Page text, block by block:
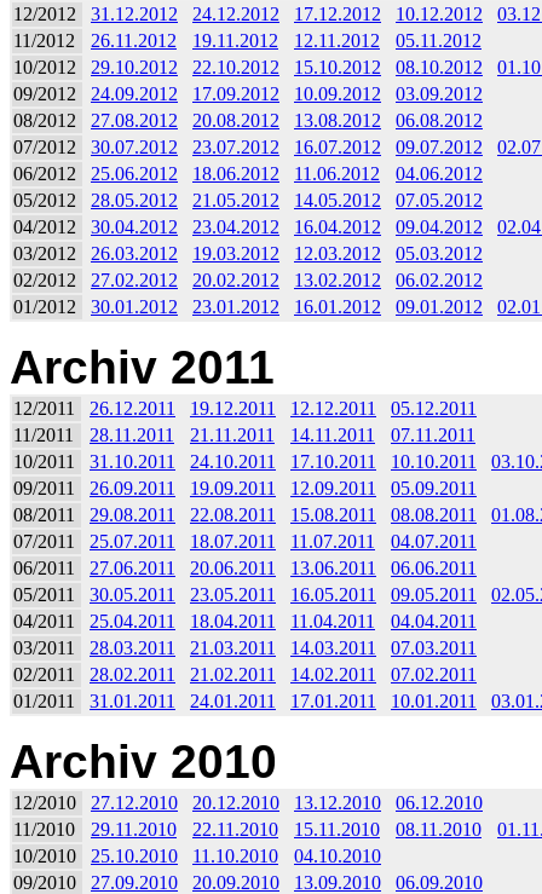
12/2012 31.12.2012 24.12.2012 17.12.2012 10.12.2012
11/2012
26.11.2012 19.11.2012 12.11.2012
05.11.2012
10/2012
29.10.2012 22.10.2012 15.10.2012 08.10.2012
09/2012
24.09.2012 17.09.2012 10.09.2012
03.09.2012
08/2012
27.08.2012 20.08.2012 13.08.2012
06.08.2012
07/2012
30.07.2012 23.07.2012 16.07.2012 09.07.2012
06/2012
25.06.2012 18.06.2012 11.06.2012
04.06.2012
05/2012
28.05.2012 21.05.2012 14.05.2012
07.05.2012
04/2012
30.04.2012 23.04.2012 16.04.2012 09.04.2012
03/2012
26.03.2012 19.03.2012 12.03.2012
05.03.2012
02/2012
27.02.2012 20.02.2012 13.02.2012
06.02.2012
01/2012
30.01.2012 23.01.2012 16.01.2012 09.01.2012
Archiv 2011
12/2011 26.12.2011 19.12.2011 12.12.2011
05.12.2011
11/2011
28.11.2011 21.11.2011 14.11.2011
07.11.2011
10/2011
31.10.2011 24.10.2011 17.10.2011 10.10.2011
09/2011
26.09.2011 19.09.2011 12.09.2011
05.09.2011
08/2011
29.08.2011 22.08.2011 15.08.2011 08.08.2011
07/2011
25.07.2011 18.07.2011 11.07.2011
04.07.2011
06/2011
27.06.2011 20.06.2011 13.06.2011
06.06.2011
05/2011
30.05.2011 23.05.2011 16.05.2011 09.05.2011
04/2011
25.04.2011 18.04.2011 11.04.2011
04.04.2011
03/2011
28.03.2011 21.03.2011 14.03.2011
07.03.2011
02/2011
28.02.2011 21.02.2011 14.02.2011
07.02.2011
01/2011
31.01.2011 24.01.2011 17.01.2011 10.01.2011
Archiv 2010
12/2010 27.12.2010 20.12.2010 13.12.2010
06.12.2010
11/2010
29.11.2010 22.11.2010 15.11.2010 08.11.2010
10/2010
25.10.2010 11.10.2010
04.10.2010
09/2010
27.09.2010 20.09.2010 13.09.2010
06.09.2010